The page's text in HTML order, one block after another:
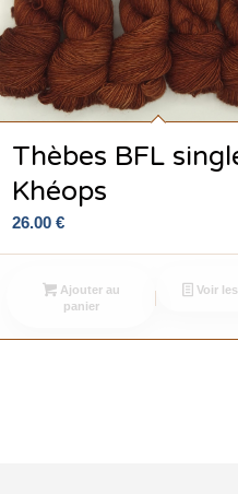
Thèbes BFL
Khéops
26.00€
Ajouter au
panier
Voir